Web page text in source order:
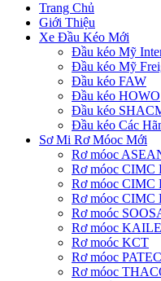
Trang Chủ
Giới Thiệu
Xe Đầu Kéo Mới
Đầu kéo Mỹ
Đầu kéo Mỹ
Đầu kéo FAW
Đầu kéo HOWO
Đầu kéo
Đầu kéo Các
Sơ Mi Rơ Móoc Mới
Rơ móoc
Rơ móoc CIMC
Rơ móoc CIMC
Rơ móoc CIMC
Rơ moóc
Rơ móoc KAILE
Rơ moóc KCT
Rơ móoc PATEC
Rơ móoc